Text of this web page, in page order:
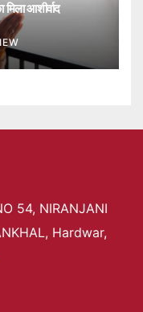
आशीर्वाद
54, NIRANJANI
Hardwar,